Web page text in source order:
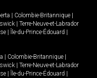
Colombie-Britannique
Terre-Neuve-et-Labrador
Île-du-Prince-Édouard
Colombie-Britannique
Terre-Neuve-et-Labrador
Île-du-Prince-Édouard